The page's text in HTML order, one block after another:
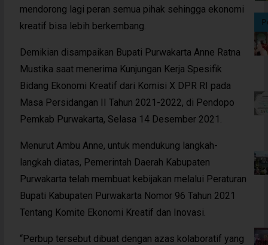
mendorong lagi peran semua pihak sehingga ekonomi
kreatif bisa lebih berkembang.
Demikian disampaikan Bupati Purwakarta Anne Ratna
Mustika saat menerima Kunjungan Kerja Spesifik
Bidang Ekonomi Kreatif dari Komisi X DPR RI pada
Masa Persidangan II Tahun 2021-2022, di Pendopo
Pemkab Purwakarta, Selasa 14 Desember 2021.
Menurut Ambu Anne, untuk mendukung langkah-
langkah diatas, Pemerintah Daerah Kabupaten
Purwakarta telah membuat kebijakan melalui Peraturan
Bupati Kabupaten Purwakarta Nomor 96 Tahun 2021
Tentang Komite Ekonomi Kreatif dan Inovasi.
“Perbup tersebut dibuat dengan azas kolaboratif yang